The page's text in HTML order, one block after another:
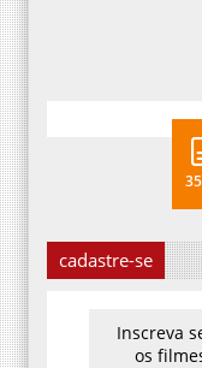
cadastre-se
Inscreva
os